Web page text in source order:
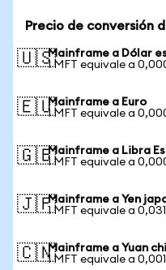
Precio de conversión
🇺🇸Mainframe a Dólar
1 MFT equivale a
🇪🇺Mainframe a Euro
1 MFT equivale a
🇬🇧Mainframe a Libra
1 MFT equivale a
🇯🇵Mainframe a Yen
1 MFT equivale a
🇨🇳Mainframe a Yuan
1 MFT equivale a